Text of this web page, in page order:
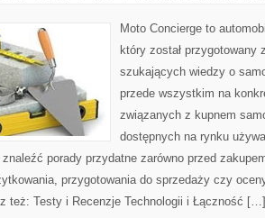
Moto Concierge to
który został przygotowany
szukających wiedzy o
przede wszystkim na
związanych z kupnem
dostępnych na rynku
porady przydatne zarówno przed
przygotowania do sprzedaży czy
też: Testy i Recenzje Technologii i Łączność […]